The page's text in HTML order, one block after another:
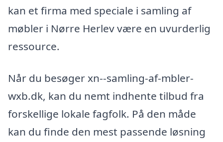
kan et firma med speciale i samling af
møbler i Nørre Herlev være en uvurderlig
ressource.
Når du besøger xn--samling-af-mbler-
wxb.dk, kan du nemt indhente tilbud fra
forskellige lokale fagfolk. På den måde
kan du finde den mest passende løsning